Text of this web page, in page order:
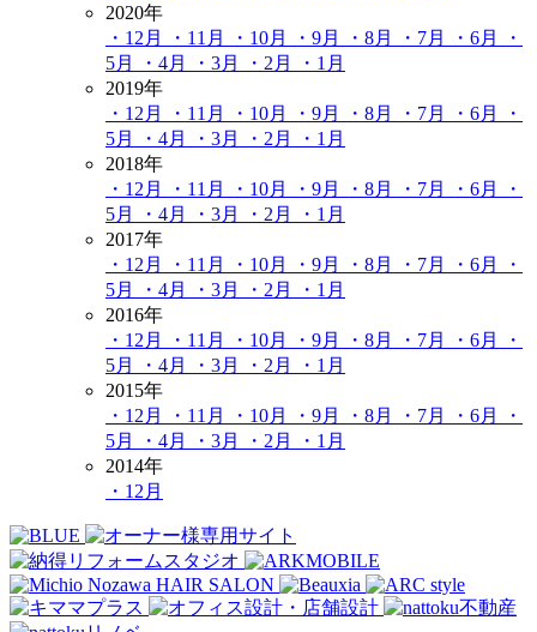
2020年
・12月
・11月 ・10月 ・9月 ・8月 ・7月 ・6月
・
5月
・4月 ・3月 ・2月
・1月
2019年
・12月
・11月 ・10月 ・9月 ・8月 ・7月 ・6月
・
5月
・4月 ・3月 ・2月
・1月
2018年
・12月
・11月 ・10月 ・9月 ・8月 ・7月 ・6月
・
5月
・4月 ・3月 ・2月
・1月
2017年
・12月
・11月 ・10月 ・9月 ・8月 ・7月 ・6月
・
5月
・4月 ・3月 ・2月
・1月
2016年
・12月
・11月 ・10月 ・9月 ・8月 ・7月 ・6月
・
5月
・4月 ・3月 ・2月
・1月
2015年
・12月
・11月 ・10月 ・9月 ・8月 ・7月 ・6月
・
5月
・4月 ・3月 ・2月
・1月
2014年
・12月